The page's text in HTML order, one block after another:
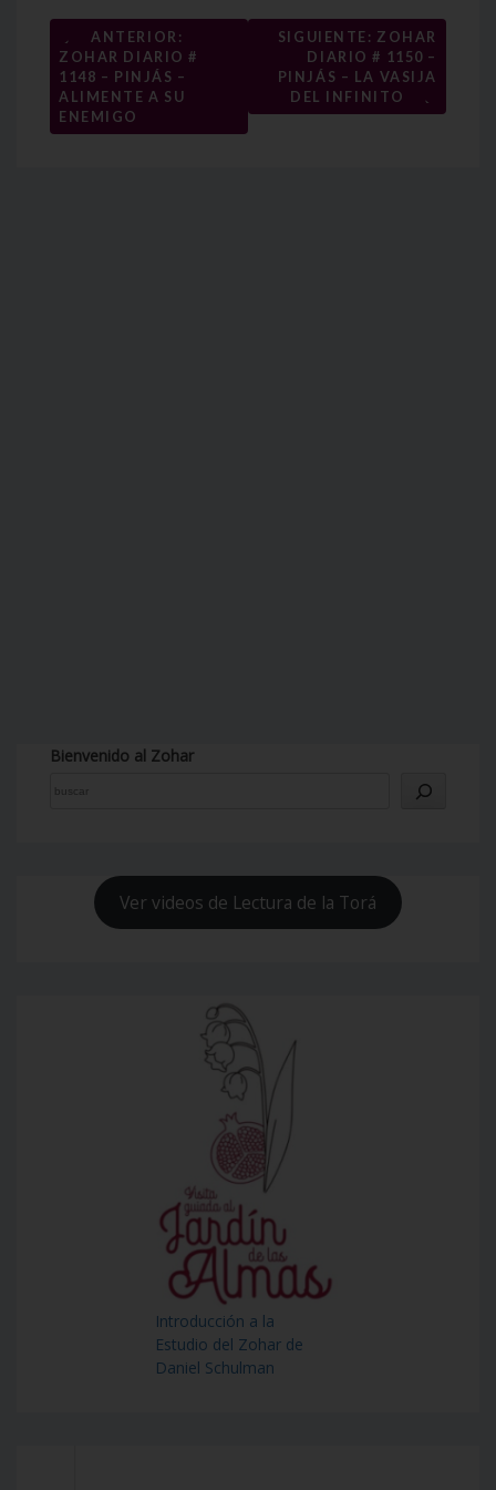
Navegación
de
entradas
←
ANTERIOR:
ZOHAR DIARIO #
1148 – PINJÁS –
ALIMENTE A SU
ENEMIGO
SIGUIENTE: ZOHAR
DIARIO # 1150 –
PINJÁS – LA VASIJA
DEL INFINITO
→
Bienvenido al Zohar
Ver videos de Lectura de la Torá
Introducción a la
Estudio del Zohar de
Daniel Schulman